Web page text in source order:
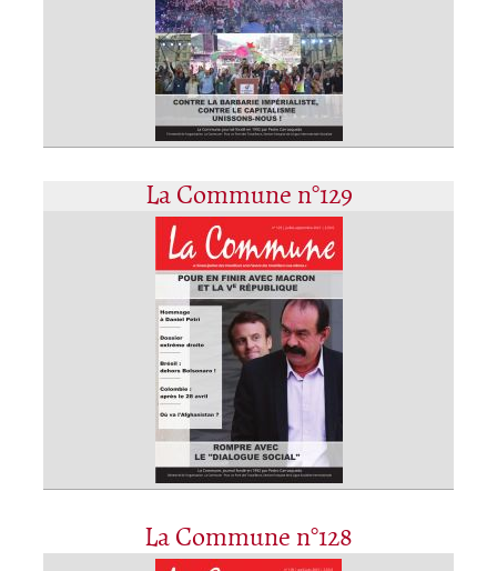
La Commune n°129
La Commune n°128